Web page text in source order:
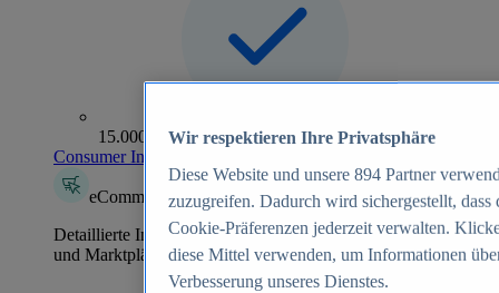
15.000+ Marken
Consumer Insights entdecken
eCommerce Insights
Detaillierte Informationen zu mehr als 39.000 Online-Shops
und Marktplätzen
Wir respektieren Ihre Privatsphäre
Diese Website und unsere 894 Partner
zuzugreifen. Dadurch wird sichergestellt,
Cookie-Präferenzen jederzeit verwalten.
diese Mittel verwenden, um Informationen
Verbesserung unseres Dienstes.